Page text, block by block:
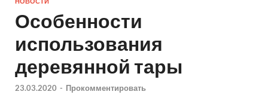
Особенности
использования
деревянной тары
23.03.2020 - Прокомментировать